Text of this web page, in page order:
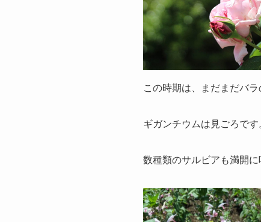
この時期は、まだまだバラ
ギガンチウムは見ごろです
数種類のサルビアも満開に